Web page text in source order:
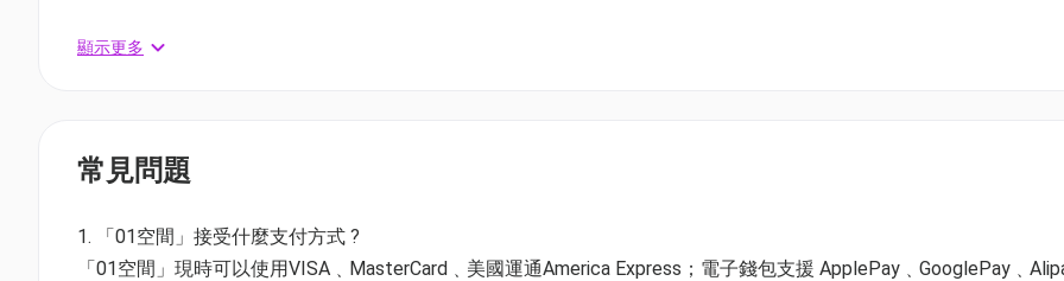
價錢：$85
時間：下午2:00–5:00
價錢：$153（原價HK$180/人）
顯示更多
常見問題
1. 「01空間」接受什麼支付方式 ?
「01空間」現時可以使用VISA﹑MasterCard﹑美國運通America Express；電子錢包支援